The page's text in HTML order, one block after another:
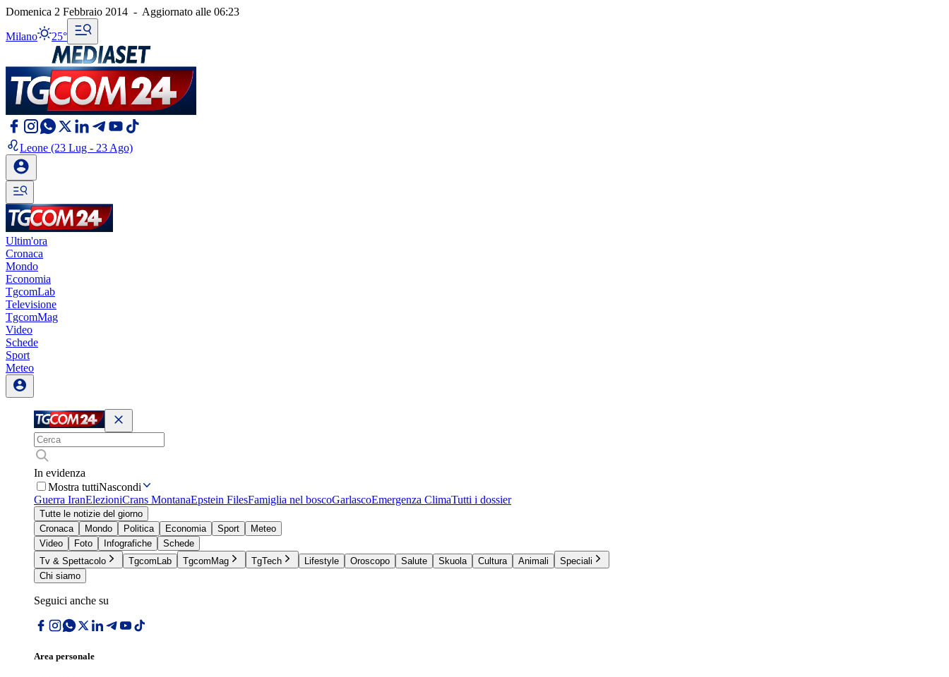
Domenica 2 Febbraio 2014 - Aggiornato alle 06:23
Milano 25°
Leone (23 Lug - 23 Ago)
Ultim'ora
Cronaca
Mondo
Economia
TgcomLab
Televisione
TgcomMag
Video
Schede
Sport
Meteo
In evidenza
Mostra tuttiNascondi
Guerra IranElezioniCrans MontanaEpstein FilesFamiglia nel boscoGarlascoEmergenza ClimaTutti i dossier
Tutte le notizie del giorno
Cronaca
Mondo Politica Economia Sport
Meteo
Video
Foto Infografiche
Schede
Tv & Spettacolo
TgcomLab TgcomMag TgTech Lifestyle Oroscopo Salute Skuola Cultura Animali
Speciali
Chi siamo
Seguici anche su
Area personale